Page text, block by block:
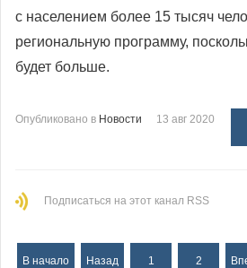
с населением более 15 тысяч
региональную программу,
будет больше.
Опубликовано в Новости 13 авг 2020
Подписаться на этот канал RSS
В начало Назад 1 2